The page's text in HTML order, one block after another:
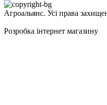
Агроальянс. Усі права
Розробка інтернет магазину